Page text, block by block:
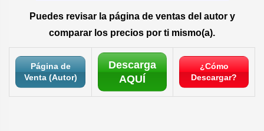
Puedes revisar la página de ventas del autor y
comparar los precios por ti mismo(a).
Página de
Venta (Autor)
Descarga
AQUÍ
¿Cómo
Descargar?